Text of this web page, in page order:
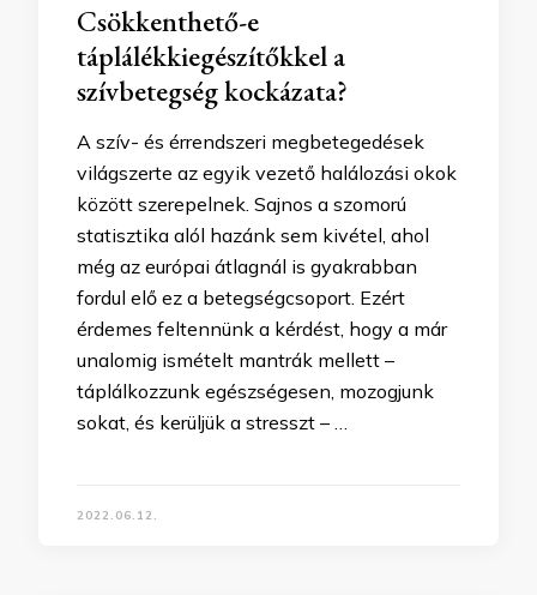
Csökkenthető-e
táplálékkiegészítőkkel a
szívbetegség kockázata?
A szív- és érrendszeri megbetegedések
világszerte az egyik vezető halálozási okok
között szerepelnek. Sajnos a szomorú
statisztika alól hazánk sem kivétel, ahol
még az európai átlagnál is gyakrabban
fordul elő ez a betegségcsoport. Ezért
érdemes feltennünk a kérdést, hogy a már
unalomig ismételt mantrák mellett –
táplálkozzunk egészségesen, mozogjunk
sokat, és kerüljük a stresszt – …
2022.06.12.